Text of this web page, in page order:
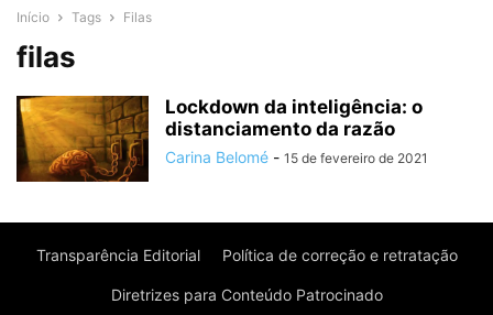
Início Tags Filas
filas
Lockdown da inteligência: o
distanciamento da razão
Carina Belomé - 15 de fevereiro de 2021
Transparência Editorial Política de correção e retratação
Diretrizes para Conteúdo Patrocinado